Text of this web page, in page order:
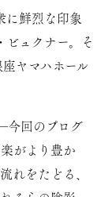
に鮮烈な印象
ビュクナー。そ
ヤマハホール
今回のプログ
がより豊か
れをたどる、